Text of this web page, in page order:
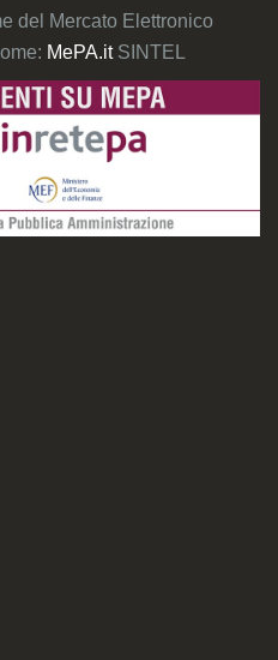
del Mercato Elettronico
MePA.it SINTEL